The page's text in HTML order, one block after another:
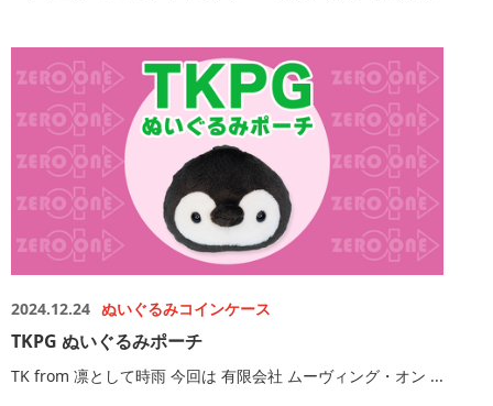
2024.12.24 ぬいぐるみコインケース
TKPG ぬいぐるみポーチ
TK from 凛として時雨 今回は 有限会社 ムーヴィング・オン ...